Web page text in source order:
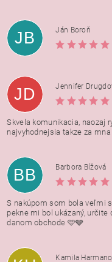
JB
Ján Boroň
JD
Jennifer
Skvela komunikacia, naozaj
najvyhodnejsia takze za mna
BB
Barbora Bížová
S nakúpom som bola veľmi
pekne mi bol ukázaný,
danom obchode 🩵🩶
Kamila